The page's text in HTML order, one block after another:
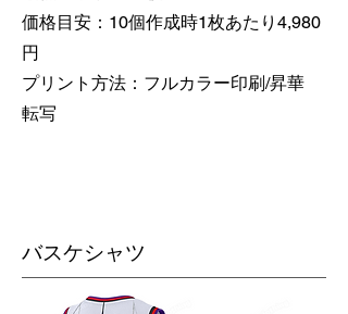
価格目安：10個作成時1枚あたり4,980
円
​プリント方法：フルカラー印刷/昇華
転写
バスケシャツ